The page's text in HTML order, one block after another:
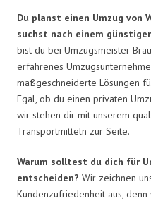
Du planst einen Umzug von
suchst nach einem
bist du bei Umzugsmeister
erfahrenes
maßgeschneiderte Lösungen
Egal, ob du einen privaten
wir stehen dir mit unserem
Transportmitteln zur Seite.
Warum solltest du dich für
entscheiden? Wir zeichnen
Kundenzufriedenheit aus,